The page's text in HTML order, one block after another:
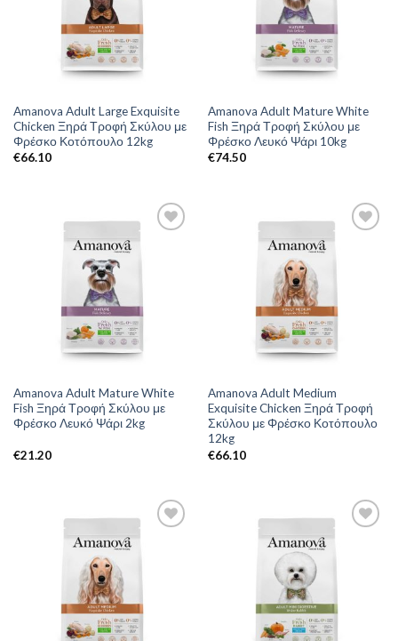
Amanova Adult Large Exquisite
Chicken Ξηρά Τροφή Σκύλου με
Φρέσκο Κοτόπουλο 12kg
€66.10
Amanova Adult Mature White
Fish Ξηρά Τροφή Σκύλου με
Φρέσκο Λευκό Ψάρι 10kg
€74.50
Amanova Adult Mature White
Fish Ξηρά Τροφή Σκύλου με
Φρέσκο Λευκό Ψάρι 2kg
€21.20
Amanova Adult Medium
Exquisite Chicken Ξηρά Τροφή
Σκύλου με Φρέσκο Κοτόπουλο
12kg
€66.10